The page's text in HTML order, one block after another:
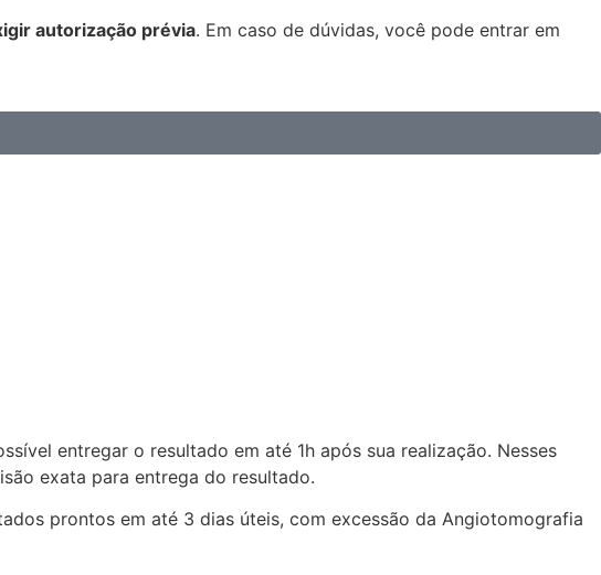
autorização prévia. Em caso de dúvidas, você pode entrar em
entregar o resultado em até 1h após sua realização. Nesses
exata para entrega do resultado.
prontos em até 3 dias úteis, com excessão da Angiotomografia